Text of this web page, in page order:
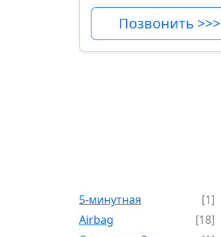
Позвонить >>>
5-минутная
[1]
Airbag
[18]